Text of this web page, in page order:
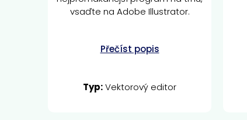
vsaďte na Adobe Illustrator.
Přečíst popis
Typ:Vektorový editor